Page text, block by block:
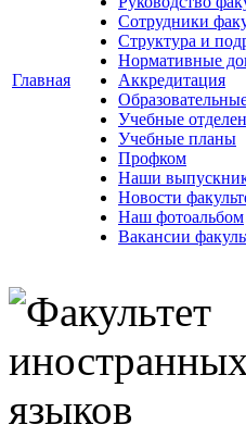
Главная
Сотрудники
Структура и
Нормативные
Аккредитация
Учебные
Учебные планы
Профком
Наши
Новости
Наш фотоальбом
Вакансии